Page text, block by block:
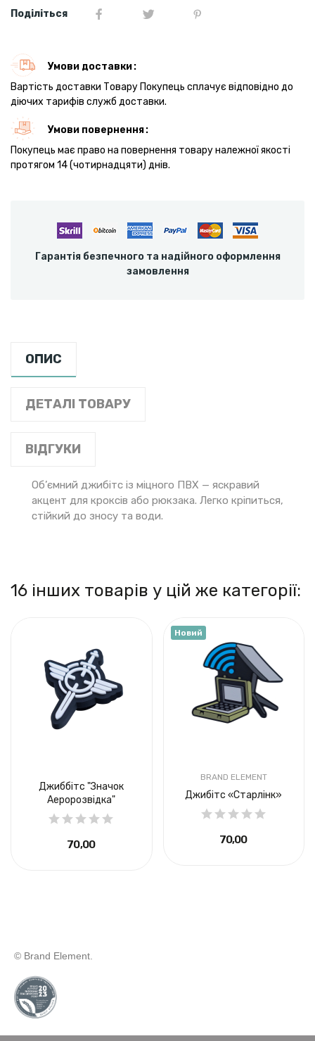
Поділіться
Умови доставки
Вартість доставки Товару Покупець сплачує відповідно до
діючих тарифів служб доставки.
Умови повернення
Покупець має право на повернення товару належної якості
протягом 14 (чотирнадцяти) днів.
Гарантія безпечного та надійного оформлення
замовлення
ОПИС
ДЕТАЛІ ТОВАРУ
ВІДГУКИ
Об’ємний джибітс із міцного ПВХ — яскравий
акцент для кроксів або рюкзака. Легко кріпиться,
стійкий до зносу та води.
16 інших товарів у цій же категорії:
Джиббітс "Значок
Аеророзвідка"
70,00 ₴
Новий
BRAND ELEMENT
Джибітс «Старлінк»
70,00 ₴
© Brand Element.